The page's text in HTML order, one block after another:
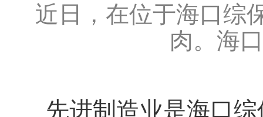
近日，在位于海口综
肉。海
先进制造业是海口